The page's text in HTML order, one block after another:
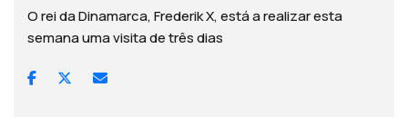
O rei da Dinamarca, Frederik X, está a realizar esta
semana uma visita de três dias